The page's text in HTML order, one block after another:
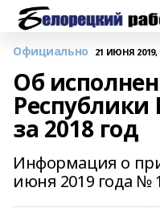
Официально 21 ИЮНЯ 2019,
Об
Республики
за 2018 год
Информация о
июня 2019 года №